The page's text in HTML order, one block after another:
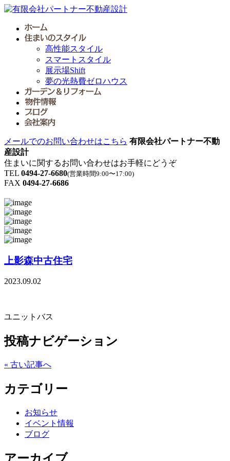
高性能スタイル
スマートスタイル
展示場Shift
夢の光熱費ゼロハウス
メールでのお問い合わせはこちら 有限会社パートナー不動
産設計
住まいに関するお問い合わせはお手軽にどうぞ
TEL 0494-27-6680(営業時間9:00〜17:00)
FAX 0494-27-6686
上影森中古住宅
2023.09.02
ユニットバス
投稿ナビゲーション
« 古い記事へ
カテゴリー
お知らせ
イベント情報
ブログ